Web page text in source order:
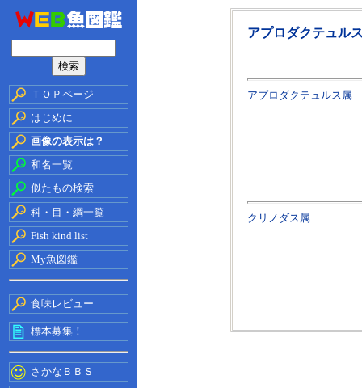
ＴＯＰページ
はじめに
画像の表示は？
和名一覧
似たもの検索
科・目・綱一覧
Fish kind list
My魚図鑑
食味レビュー
標本募集！
さかなＢＢＳ
アプロダクテュル
アプロダクテュルス属
クリノダス属